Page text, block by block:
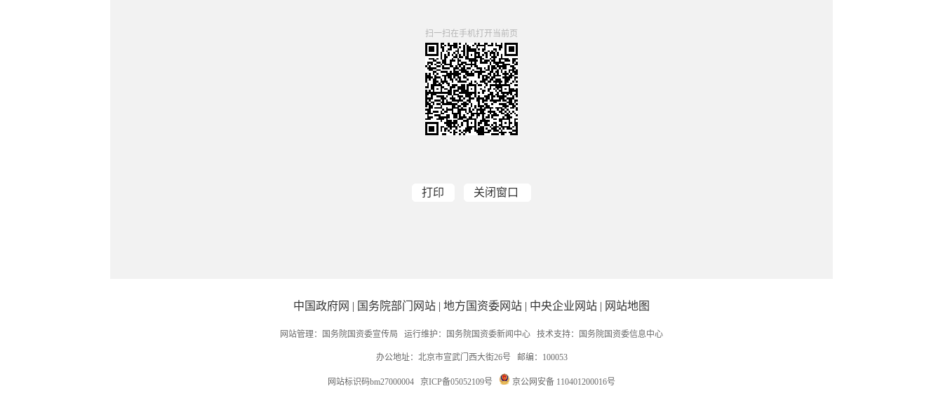
扫一扫在手机打开当前页
打印 关闭窗口